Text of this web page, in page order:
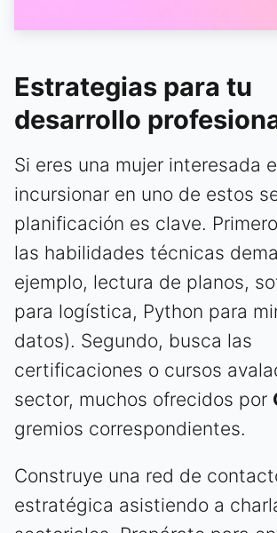
Estrategias para tu
desarrollo
Si eres una mujer interesada
incursionar en uno de estos
planificación es clave.
las habilidades técnicas
ejemplo, lectura de planos,
para logística, Python para
datos). Segundo, busca las
certificaciones o cursos
sector, muchos ofrecidos por
gremios correspondientes.
Construye una red de
estratégica asistiendo a